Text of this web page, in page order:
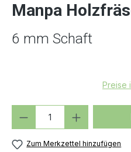
Manpa
6 mm Schaft
Preise
Produkt Anzahl:
Zum Merkzettel hinzufügen